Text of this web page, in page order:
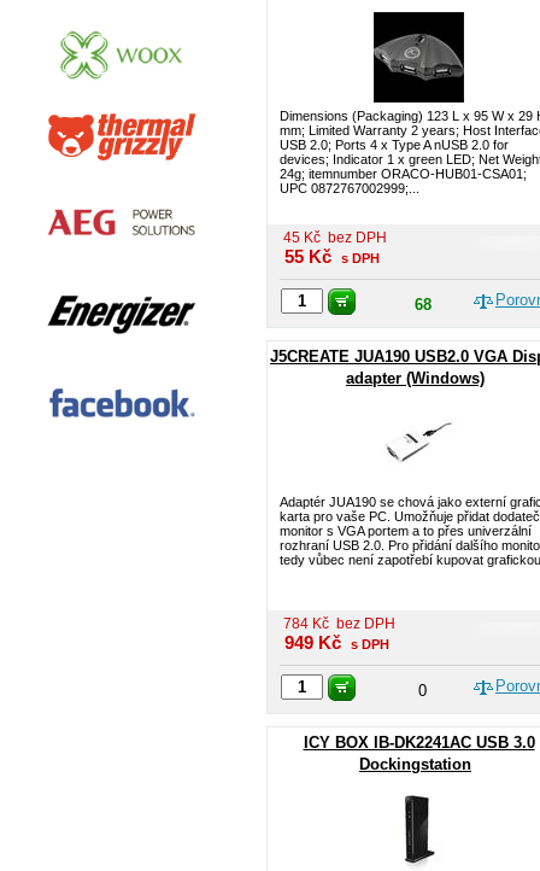
Dimensions (Packaging) 123 L x 95 W x 29
mm; Limited Warranty 2 years; Host
USB 2.0; Ports 4 x Type A nUSB 2.0 for
devices; Indicator 1 x green LED; Net
24g; itemnumber ORACO-HUB01-CSA01;
UPC 0872767002999;...
45 Kč bez DPH
55 Kč s DPH
68
J5CREATE JUA190 USB2.0 VGA
adapter (Windows)
Adaptér JUA190 se chová jako externí
karta pro vaše PC. Umožňuje přidat
monitor s VGA portem a to přes univerzální
rozhraní USB 2.0. Pro přidání dalšího
tedy vůbec není zapotřebí kupovat
784 Kč bez DPH
949 Kč s DPH
0
ICY BOX IB-DK2241AC USB 3.0
Dockingstation